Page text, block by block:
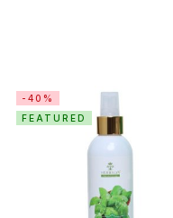
-40%
FEATURED